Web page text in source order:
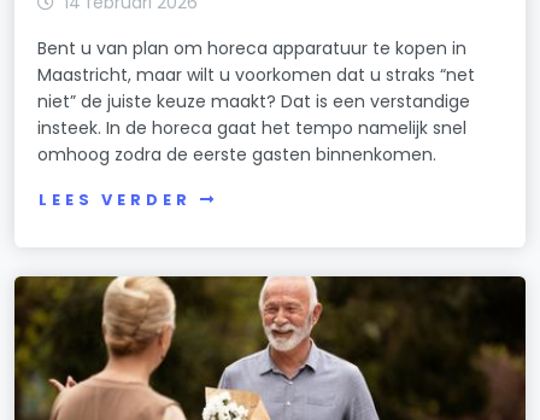
Bent u van plan om horeca apparatuur te kopen in
Maastricht, maar wilt u voorkomen dat u straks “net
niet” de juiste keuze maakt? Dat is een verstandige
insteek. In de horeca gaat het tempo namelijk snel
omhoog zodra de eerste gasten binnenkomen.
LEES VERDER